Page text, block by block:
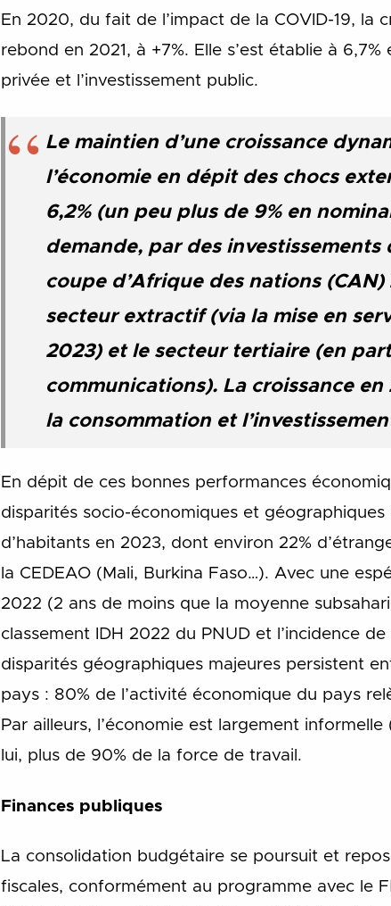
En 2020, du fait de l’impact de la COVID-19, la
rebond en 2021, à +7%. Elle s’est établie à
privée et l’investissement public.
Le maintien d’une croissance
l’économie en dépit des chocs
6,2% (un peu plus de 9% en
demande, par des
coupe d’Afrique des nations
secteur extractif (via la mise en
2023) et le secteur tertiaire (en
communications). La croissance
la consommation et
En dépit de ces bonnes performances
disparités socio-économiques et géographiques
d’habitants en 2023, dont environ 22%
la CEDEAO (Mali, Burkina Faso…). Avec une
2022 (2 ans de moins que la moyenne
classement IDH 2022 du PNUD et l’incidence
disparités géographiques majeures persistent
pays : 80% de l’activité économique du pays
Par ailleurs, l’économie est largement
lui, plus de 90% de la force de travail.
Finances publiques
La consolidation budgétaire se poursuit et
fiscales, conformément au programme avec le